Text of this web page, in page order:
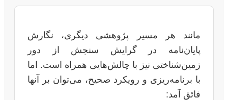
مانند هر مسیر پژوهشی دیگری، نگارش
پایان‌نامه در گرایش سنجش از دور
زمین‌شناختی نیز با چالش‌هایی همراه است. اما
با برنامه‌ریزی و رویکرد صحیح، می‌توان بر آنها
فائق آمد: